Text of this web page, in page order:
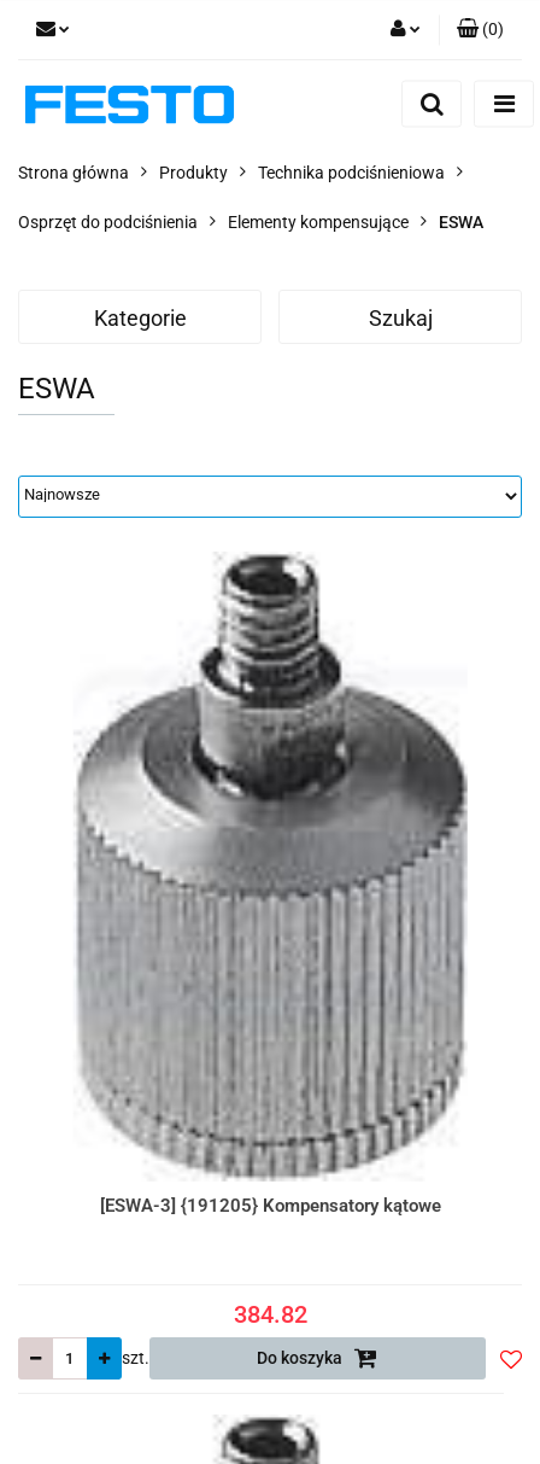
Dodaj zgłoszenie
(0)
Strona główna Produkty Technika podciśnieniowa
Osprzęt do podciśnienia Elementy kompensujące ESWA
Kategorie Szukaj
ESWA
[ESWA-3] {191205} Kompensatory kątowe
384.82
szt. Do koszyka